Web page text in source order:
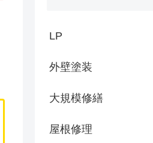
LP
外壁塗装
大規模修繕
屋根修理